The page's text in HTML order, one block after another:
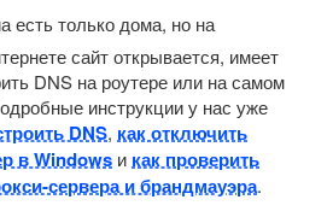
есть только дома, но на
сайт открывается, имеет
DNS на роутере или на самом
инструкции у нас уже
DNS, как отключить
в Windows и как проверить
сервера и брандмауэра.